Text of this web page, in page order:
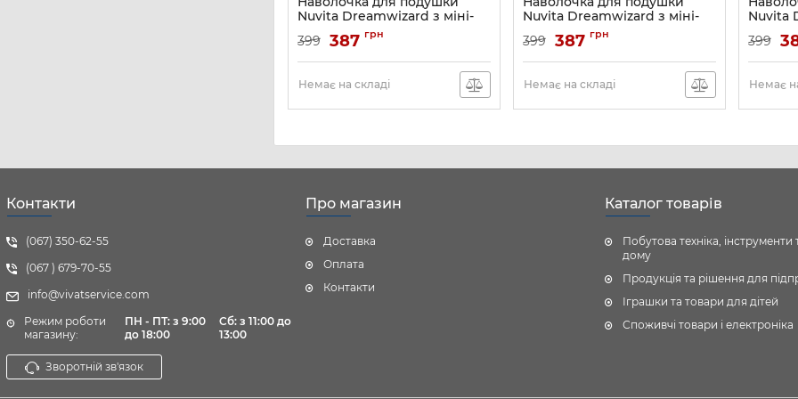
Nuvita Dreamwizard з міні-
подушкою, сірий
Артикул: NV7101GRAY
399 387 грн
Немає на складі
Nuvita Dreamwizard з міні-
подушкою, білий з крапками
Артикул: NV7101DOTS
399 387 грн
Немає на складі
Nuvita
Артикул:
399
Немає
Контакти
(067) 350-62-55
(067 ) 679-70-55
info@vivatservice.com
Режим роботи
магазину:
ПН - ПТ: з 9:00
до 18:00
Cб: з 11:00 до
13:00
Зворотній зв'язок
Про магазин
Доставка
Оплата
Контакти
Каталог товарів
Побутова техніка, інструменти
дому
Продукція та рішення для
Іграшки та товари для дітей
Споживчі товари і електроніка